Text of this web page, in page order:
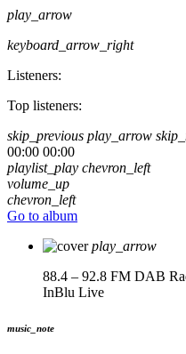
play_arrow
keyboard_arrow_right
Listeners:
Top listeners:
skip_previous play_arrow
00:00 00:00
playlist_play chevron_left
volume_up
chevron_left
Go to album
play_arrow
88.4 – 92.8 FM DAB
InBlu Live
music_note